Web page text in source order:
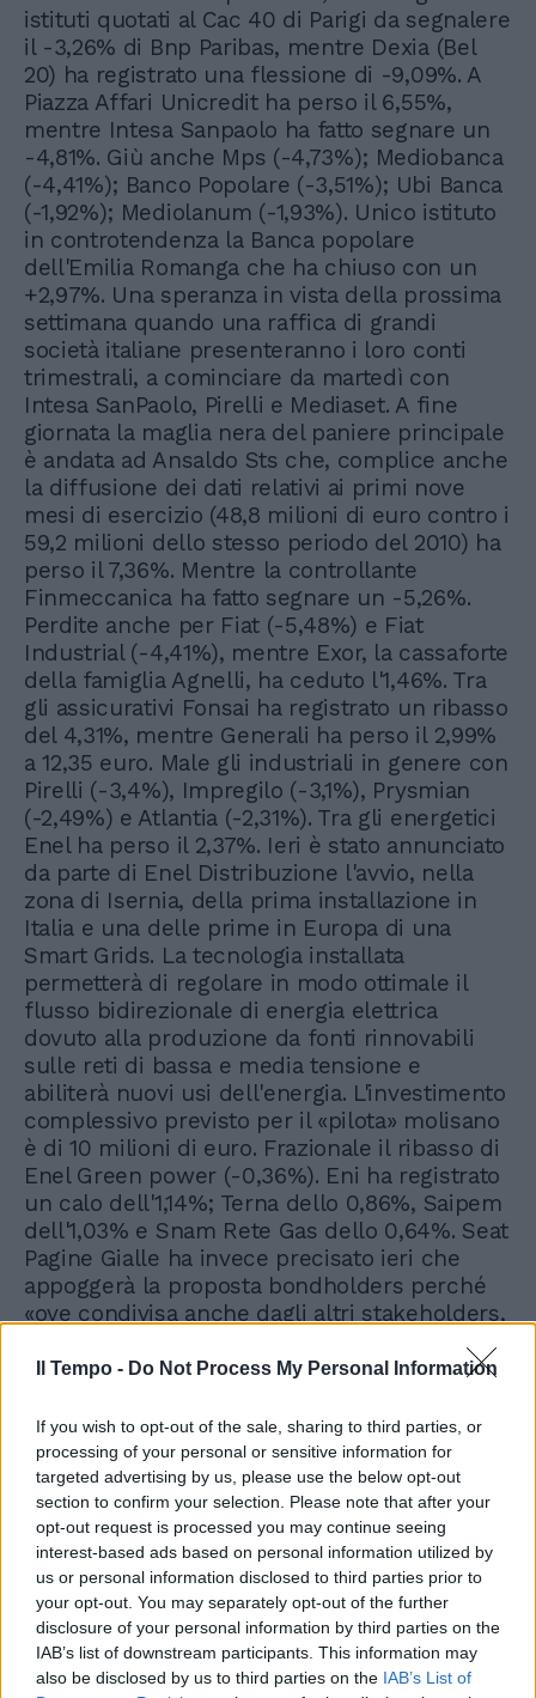
Il Tempo - Do Not Process My Personal Information
If you wish to opt-out of the sale, sharing to third parties, or
processing of your personal or sensitive information for
targeted advertising by us, please use the below opt-out
section to confirm your selection. Please note that after your
opt-out request is processed you may continue seeing
interest-based ads based on personal information utilized by
us or personal information disclosed to third parties prior to
your opt-out. You may separately opt-out of the further
disclosure of your personal information by third parties on the
IAB’s list of downstream participants. This information may
also be disclosed by us to third parties on the IAB’s List of
istituti quotati al Cac 40 di Parigi da segnalere
il -3,26% di Bnp Paribas, mentre Dexia (Bel
20) ha registrato una flessione di -9,09%. A
Piazza Affari Unicredit ha perso il 6,55%,
mentre Intesa Sanpaolo ha fatto segnare un
-4,81%. Giù anche Mps (-4,73%); Mediobanca
(-4,41%); Banco Popolare (-3,51%); Ubi Banca
(-1,92%); Mediolanum (-1,93%). Unico istituto
in controtendenza la Banca popolare
dell'Emilia Romanga che ha chiuso con un
+2,97%. Una speranza in vista della prossima
settimana quando una raffica di grandi
società italiane presenteranno i loro conti
trimestrali, a cominciare da martedì con
Intesa SanPaolo, Pirelli e Mediaset. A fine
giornata la maglia nera del paniere principale
è andata ad Ansaldo Sts che, complice anche
la diffusione dei dati relativi ai primi nove
mesi di esercizio (48,8 milioni di euro contro i
59,2 milioni dello stesso periodo del 2010) ha
perso il 7,36%. Mentre la controllante
Finmeccanica ha fatto segnare un -5,26%.
Perdite anche per Fiat (-5,48%) e Fiat
Industrial (-4,41%), mentre Exor, la cassaforte
della famiglia Agnelli, ha ceduto l'1,46%. Tra
gli assicurativi Fonsai ha registrato un ribasso
del 4,31%, mentre Generali ha perso il 2,99%
a 12,35 euro. Male gli industriali in genere con
Pirelli (-3,4%), Impregilo (-3,1%), Prysmian
(-2,49%) e Atlantia (-2,31%). Tra gli energetici
Enel ha perso il 2,37%. Ieri è stato annunciato
da parte di Enel Distribuzione l'avvio, nella
zona di Isernia, della prima installazione in
Italia e una delle prime in Europa di una
Smart Grids. La tecnologia installata
permetterà di regolare in modo ottimale il
flusso bidirezionale di energia elettrica
dovuto alla produzione da fonti rinnovabili
sulle reti di bassa e media tensione e
abiliterà nuovi usi dell'energia. L'investimento
complessivo previsto per il «pilota» molisano
è di 10 milioni di euro. Frazionale il ribasso di
Enel Green power (-0,36%). Eni ha registrato
un calo dell'1,14%; Terna dello 0,86%, Saipem
dell'1,03% e Snam Rete Gas dello 0,64%. Seat
Pagine Gialle ha invece precisato ieri che
appoggerà la proposta bondholders perché
«ove condivisa anche dagli altri stakeholders,
assicurerebbe la stabilizzazione finanziaria
della società» e ha invitato «a lavorare in
della proposta in accordi contrattualmente
vincolanti per tutte le parti entro il 30
novembre». Il titolo ha perso il -3,59%.